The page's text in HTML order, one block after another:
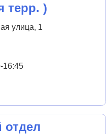
терр. )
улица, 1
16:45
отдел